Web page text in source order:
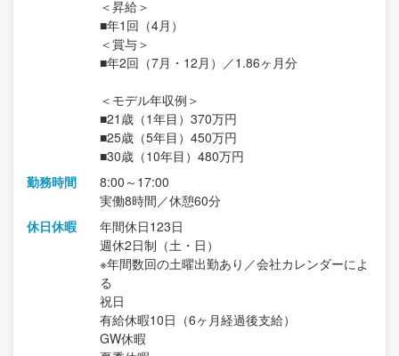
＜昇給＞
■年1回（4月）
＜賞与＞
■年2回（7月・12月）／1.86ヶ月分
＜モデル年収例＞
■21歳（1年目）370万円
■25歳（5年目）450万円
■30歳（10年目）480万円
勤務時間
8:00～17:00
実働8時間／休憩60分
休日休暇
年間休日123日
週休2日制（土・日）
※年間数回の土曜出勤あり／会社カレンダーによ
る
祝日
有給休暇10日（6ヶ月経過後支給）
GW休暇